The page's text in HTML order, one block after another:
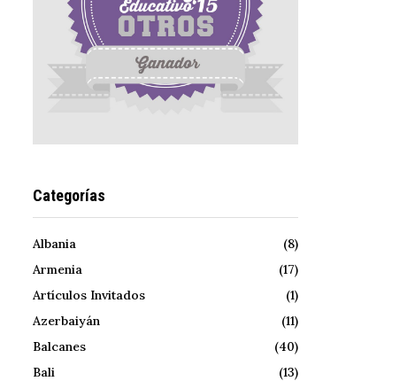
Categorías
Albania
(8)
Armenia
(17)
Artículos Invitados
(1)
Azerbaiyán
(11)
Balcanes
(40)
Bali
(13)